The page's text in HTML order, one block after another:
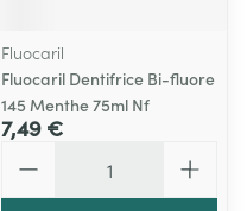
Fluocaril
Fluocaril Dentifrice Bi-fluore
145 Menthe 75ml Nf
7,49 €